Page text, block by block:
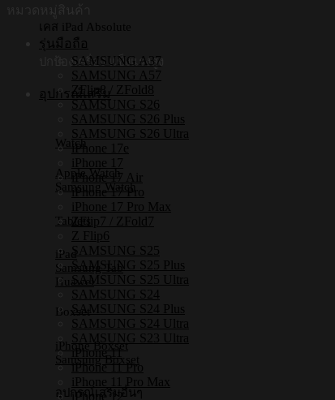
เคส iPad Absolute
ปกป้องเครื่อง แข็งแรงสูง
อุปกรณ์เสริม
Watch
Apple Watch
Samsung Watch
Tablets
iPad
Samsung Tab
Huawei
Boxset
iPhone Boxset
Samsung Boxset
อุปกรณ์เสริมอื่นๆ
[iPhone17/iPhone16/iPhone15/iPhone14]
เคส
เหล็ก
รุ่นมือถือ
SAMSUNG A37
SAMSUNG A57
ZFlip8 / ZFold8
SAMSUNG S26
SAMSUNG S26 Plus
SAMSUNG S26 Ultra
iPhone 17e
iPhone 17
iPhone 17 Air
iPhone 17 Pro
iPhone 17 Pro Max
ZFlip7 / ZFold7
Z Flip6
SAMSUNG S25
SAMSUNG S25 Plus
SAMSUNG S25 Ultra
SAMSUNG S24
SAMSUNG S24 Plus
SAMSUNG S24 Ultra
SAMSUNG S23 Ultra
iPhone 11
iPhone 11 Pro
iPhone 11 Pro Max
iPhone 12